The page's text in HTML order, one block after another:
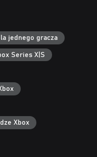
jednego gracza
Series X|S
Xbox